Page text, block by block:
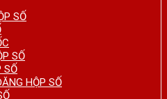
SỐ
SỐ
SỐ
HỘP SỐ